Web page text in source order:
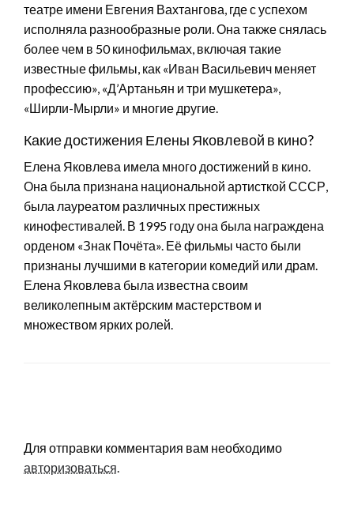
театре имени Евгения Вахтангова, где с успехом
исполняла разнообразные роли. Она также снялась
более чем в 50 кинофильмах, включая такие
известные фильмы, как «Иван Васильевич меняет
профессию», «Д’Артаньян и три мушкетера»,
«Ширли-Мырли» и многие другие.
Какие достижения Елены Яковлевой в кино?
Елена Яковлева имела много достижений в кино.
Она была признана национальной артисткой СССР,
была лауреатом различных престижных
кинофестивалей. В 1995 году она была награждена
орденом «Знак Почёта». Её фильмы часто были
признаны лучшими в категории комедий или драм.
Елена Яковлева была известна своим
великолепным актёрским мастерством и
множеством ярких ролей.
Для отправки комментария вам необходимо
авторизоваться.